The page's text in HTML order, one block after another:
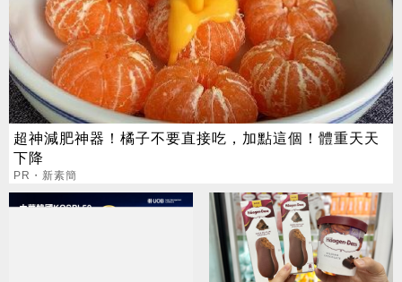
超神減肥神器！橘子不要直接吃，加點這個！體重天天
下降
PR・新素簡